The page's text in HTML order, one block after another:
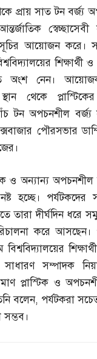
প্রায় সাত টন বর্জ্য
আয়োজন করে।
অংশ নেন।
থেকে
টন অপচনশীল বর্জ্য
পৌরসভার
ও অন্যান্য অপচনশীল
হচ্ছে।
তারা দীর্ঘদিন ধরে
করে আসছেন।
বিশ্ববিদ্যালয়ের
সাধারণ সম্পাদক
প্লাস্টিক ও
বলেন, পর্যটকরা
সম্ভব।